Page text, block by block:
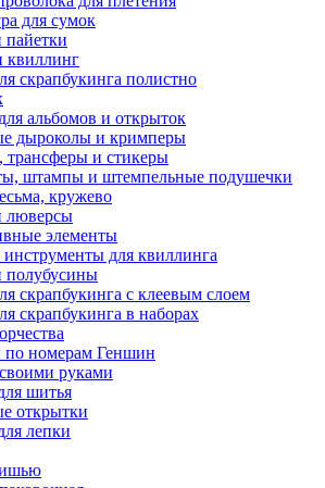
для сумок
пайетки
квиллинг
скрапбукинга полистно
альбомов и открыток
дыроколы и кримперы
трансферы и стикеры
штампы и штемпельные подушечки
кружево
люверсы
элементы
для квиллинга
полубусины
скрапбукинга с клеевым слоем
скрапбукинга в наборах
номерам Геншин
руками
шитья
открытки
лепки